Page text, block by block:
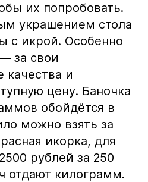
их попробовать.
украшением стола
с икрой. Особенно
за свои
качества и
цену. Баночка
обойдётся в
можно взять за
икорка, для
рублей за 250
отдают килограмм.